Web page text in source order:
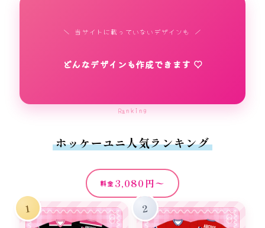
番
ム
無
＼ 当サイトに載っていないデザインも ／
どんなデザインも作成できます ♡
Ranking
ホッケーユニ人気ランキング
料金 3,080円〜
1 2